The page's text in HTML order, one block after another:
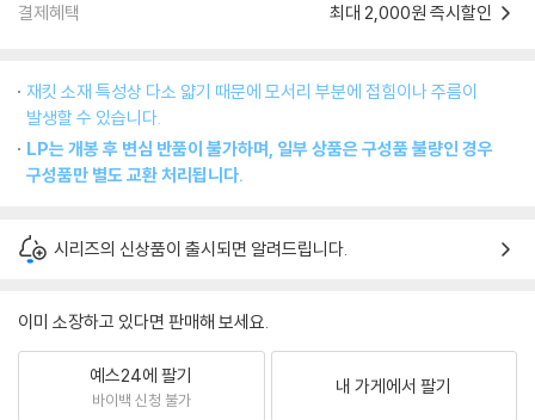
결제혜택 최대 2,000원 즉시할인
재킷 소재 특성상 다소 얇기 때문에 모서리 부분에 접힘이나 주름이
발생할 수 있습니다.
LP는 개봉 후 변심 반품이 불가하며, 일부 상품은 구성품 불량인 경우
구성품만 별도 교환 처리됩니다.
시리즈의 신상품이 출시되면 알려드립니다.
이미 소장하고 있다면 판매해 보세요.
예스24에 팔기
바이백 신청 불가
내 가게에서 팔기